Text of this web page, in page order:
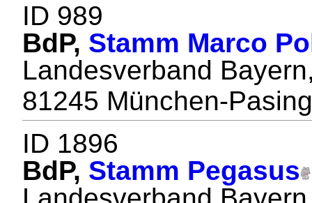
ID 989
BdP, Stamm Marco
Landesverband
81245 München-
ID 1896
BdP, Stamm Pegasus